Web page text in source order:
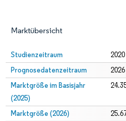
Marktübersicht
Studienzeitraum
Prognosedatenzeitraum
Marktgröße im Basisjahr
(2025)
Marktgröße (2026)